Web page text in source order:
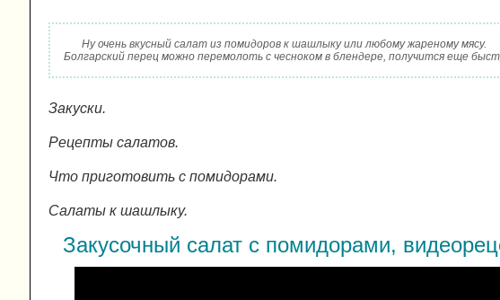
Ну очень вкусный салат из помидоров к шашлыку или любому жареному мясу.
Болгарский перец можно перемолоть с чесноком в блендере, получится еще
Закуски.
Рецепты салатов.
Что приготовить с помидорами.
Салаты к шашлыку.
Закусочный салат с помидорами,